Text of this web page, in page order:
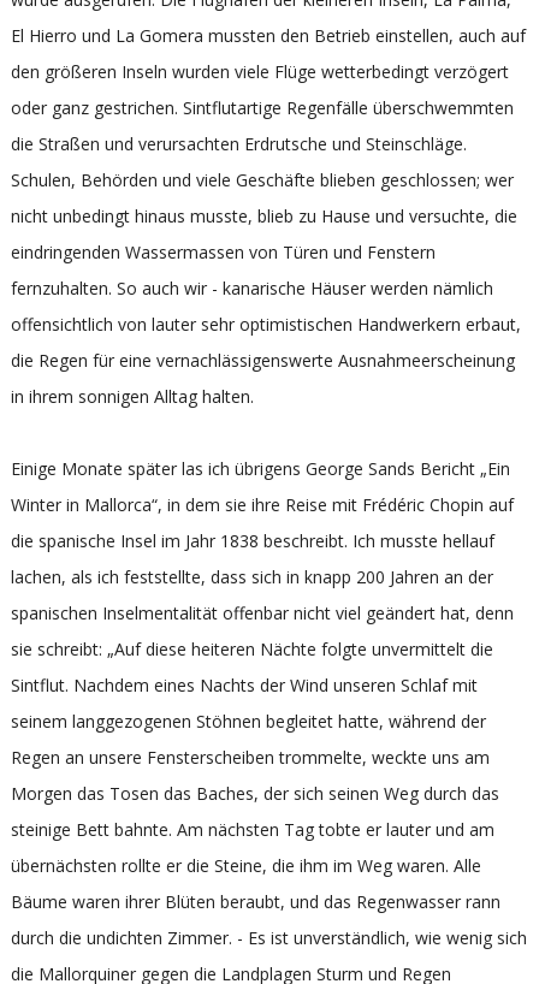
El Hierro und La Gomera mussten den Betrieb einstellen, auch auf
den größeren Inseln wurden viele Flüge wetterbedingt verzögert
oder ganz gestrichen. Sintflutartige Regenfälle überschwemmten
die Straßen und verursachten Erdrutsche und Steinschläge.
Schulen, Behörden und viele Geschäfte blieben geschlossen; wer
nicht unbedingt hinaus musste, blieb zu Hause und versuchte, die
eindringenden Wassermassen von Türen und Fenstern
fernzuhalten. So auch wir - kanarische Häuser werden nämlich
offensichtlich von lauter sehr optimistischen Handwerkern erbaut,
die Regen für eine vernachlässigenswerte Ausnahmeerscheinung
in ihrem sonnigen Alltag halten.
Einige Monate später las ich übrigens George Sands Bericht „Ein
Winter in Mallorca“, in dem sie ihre Reise mit Frédéric Chopin auf
die spanische Insel im Jahr 1838 beschreibt. Ich musste hellauf
lachen, als ich feststellte, dass sich in knapp 200 Jahren an der
spanischen Inselmentalität offenbar nicht viel geändert hat, denn
sie schreibt: „Auf diese heiteren Nächte folgte unvermittelt die
Sintflut. Nachdem eines Nachts der Wind unseren Schlaf mit
seinem langgezogenen Stöhnen begleitet hatte, während der
Regen an unsere Fensterscheiben trommelte, weckte uns am
Morgen das Tosen das Baches, der sich seinen Weg durch das
steinige Bett bahnte. Am nächsten Tag tobte er lauter und am
übernächsten rollte er die Steine, die ihm im Weg waren. Alle
Bäume waren ihrer Blüten beraubt, und das Regenwasser rann
durch die undichten Zimmer. - Es ist unverständlich, wie wenig sich
die Mallorquiner gegen die Landplagen Sturm und Regen